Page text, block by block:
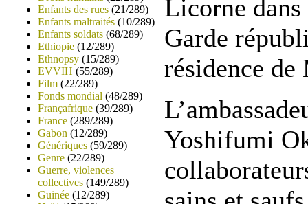
Enfants des rues (21/289)
Enfants maltraités (10/289)
Enfants soldats (68/289)
Ethiopie (12/289)
Ethnopsy (15/289)
EVVIH (55/289)
Film (22/289)
Fonds mondial (48/289)
Françafrique (39/289)
France (289/289)
Gabon (12/289)
Génériques (59/289)
Genre (22/289)
Guerre, violences
collectives (149/289)
Guinée (12/289)
Licorne dans
Garde
résidence de
Yoshifumi